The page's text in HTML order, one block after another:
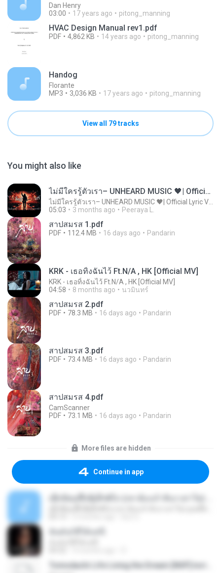
Dan Henry
03:00
17 years ago pitong_manning
HVAC Design Manual rev1.pdf
PDF 4,862 KB 14 years ago pitong_manning
Handog
Florante
MP3
3,036 KB 17 years ago pitong_manning
View all 79 tracks
You might also like
ไม่มีใครรู้ตัวเรา– UNHEARD MUSIC 🖤| Official Lyric Video | เพลงสู้ชีวิต
05:03
3 months ago Peeraya L.
สาปสมรส 1.pdf
PDF 112.4 MB 16 days ago Pandarin
KRK - เธอทิ้งฉันไว้ Ft.N/A , HK [Official MV]
KRK - เธอทิ้งฉันไว้ Ft.N/A , HK [Official MV]
04:58
8 months ago นวมินทร์
สาปสมรส 2.pdf
PDF 78.3 MB 16 days ago Pandarin
สาปสมรส 3.pdf
PDF 73.4 MB 16 days ago Pandarin
สาปสมรส 4.pdf
CamScanner
PDF
73.1 MB 16 days ago Pandarin
More files are hidden
Continue in app